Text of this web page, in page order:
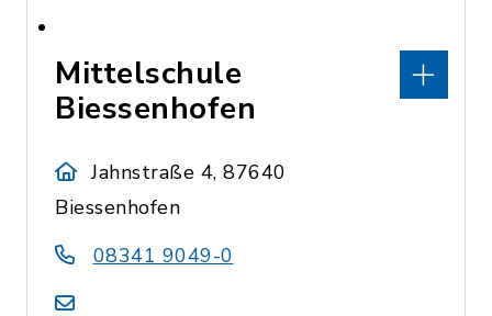
Mittelschule
Biessenhofen
Jahnstraße 4, 87640
Biessenhofen
08341 9049-0